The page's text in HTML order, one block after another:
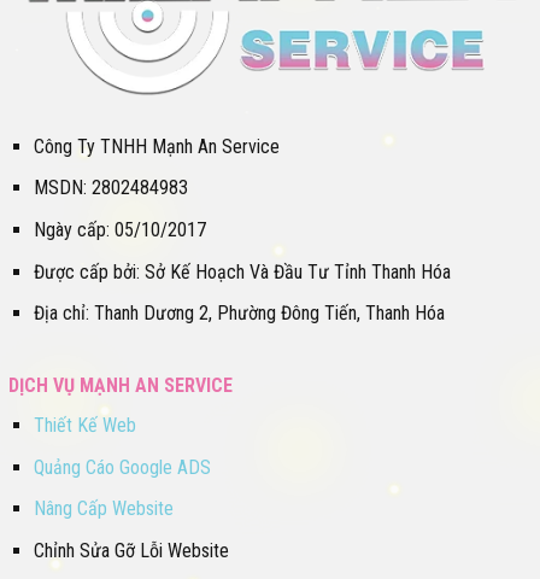
Công Ty TNHH Mạnh An Service
MSDN: 2802484983
Ngày cấp: 05/10/2017
Được cấp bởi: Sở Kế Hoạch Và Đầu Tư Tỉnh Thanh Hóa
Địa chỉ: Thanh Dương 2, Phường Đông Tiến, Thanh Hóa
DỊCH VỤ MẠNH AN SERVICE
Thiết Kế Web
Quảng Cáo Google ADS
Nâng Cấp Website
Chỉnh Sửa Gỡ Lỗi Website